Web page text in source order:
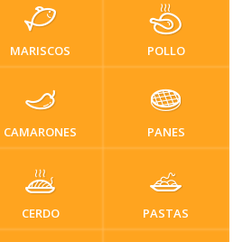
MARISCOS POLLO
CAMARONES PANES
CERDO PASTAS